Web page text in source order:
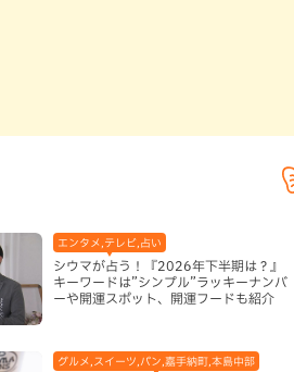
エンタメ,テレビ,占い
シウマが占う！『2026年下半期は？』
キーワードは”シンプル”ラッキーナンバ
ーや開運スポット、開運フードも紹介
グルメ,スイーツ,パン,嘉手納町,本島中部